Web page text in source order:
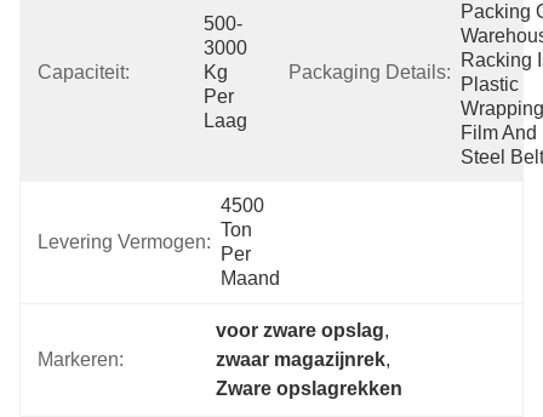
Capaciteit:
500-
3000
Kg
Per
Laag
Packaging Details:
Packing
Racking
Plastic
Wrapping
Film And
Steel
Levering Vermogen:
4500
Ton
Per
Maand
Markeren:
voor zware opslag,
zwaar magazijnrek,
Zware opslagrekken